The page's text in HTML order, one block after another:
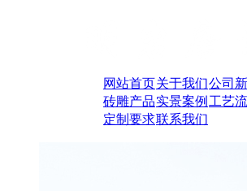
网站首页关于我们公司
砖雕产品实景案例 工艺
定制要求联系我们